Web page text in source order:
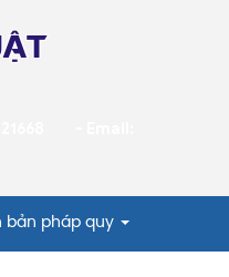
bản pháp quy